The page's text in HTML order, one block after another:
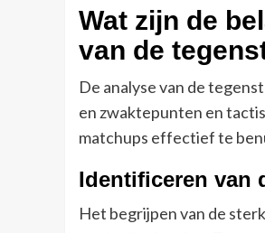
Wat zijn de
van de
De analyse van de
en zwaktepunten en
matchups effectief te
Identificeren van
Het begrijpen van de